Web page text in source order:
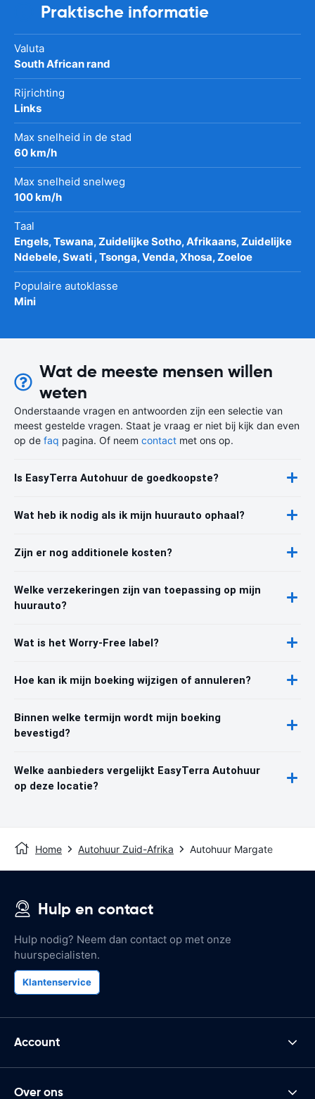
Praktische informatie
Valuta
South African rand
Rijrichting
Links
Max snelheid in de stad
60 km/h
Max snelheid snelweg
100 km/h
Taal
Engels, Tswana, Zuidelijke Sotho, Afrikaans, Zuidelijke
Ndebele, Swati , Tsonga, Venda, Xhosa, Zoeloe
Populaire autoklasse
Mini
Wat de meeste mensen willen
weten
Onderstaande vragen en antwoorden zijn een selectie van
meest gestelde vragen. Staat je vraag er niet bij kijk dan even
op de faq pagina. Of neem contact met ons op.
Is EasyTerra Autohuur de goedkoopste?
Wat heb ik nodig als ik mijn huurauto ophaal?
Zijn er nog additionele kosten?
Welke verzekeringen zijn van toepassing op mijn
huurauto?
Wat is het Worry-Free label?
Hoe kan ik mijn boeking wijzigen of annuleren?
Binnen welke termijn wordt mijn boeking
bevestigd?
Welke aanbieders vergelijkt EasyTerra Autohuur
op deze locatie?
Home Autohuur Zuid-Afrika Autohuur Margate
Hulp en contact
Hulp nodig? Neem dan contact op met onze
huurspecialisten.
Klantenservice
Account
Over ons